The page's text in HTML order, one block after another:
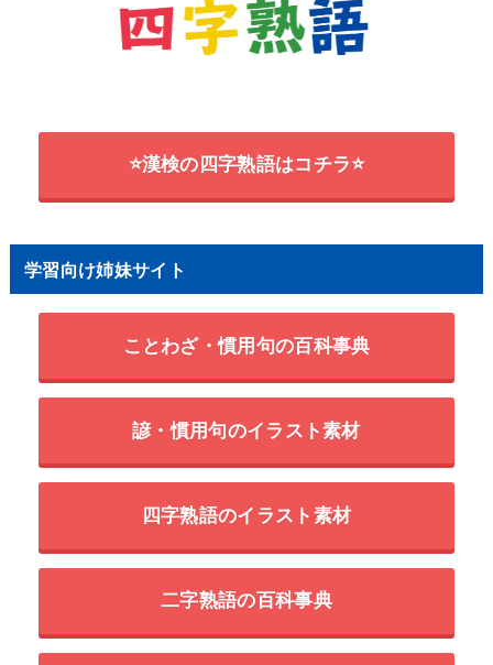
⭐漢検の四字熟語はコチラ⭐
学習向け姉妹サイト
ことわざ・慣用句の百科事典
諺・慣用句のイラスト素材
四字熟語のイラスト素材
二字熟語の百科事典